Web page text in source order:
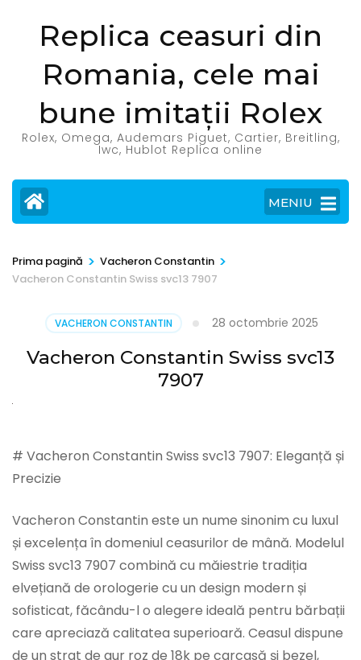
Replica ceasuri din
Romania, cele mai
bune imitații Rolex
Rolex, Omega, Audemars Piguet, Cartier, Breitling,
Iwc, Hublot Replica online
MENIU
Prima pagină > Vacheron Constantin >
Vacheron Constantin Swiss svc13 7907
VACHERON CONSTANTIN 28 octombrie 2025
Vacheron Constantin Swiss svc13
7907
# Vacheron Constantin Swiss svc13 7907: Eleganță și
Precizie
Vacheron Constantin este un nume sinonim cu luxul
și excelența în domeniul ceasurilor de mână. Modelul
Swiss svc13 7907 combină cu măiestrie tradiția
elvețiană de orologerie cu un design modern și
sofisticat, făcându-l o alegere ideală pentru bărbații
care apreciază calitatea superioară. Ceasul dispune
de un strat de aur roz de 18k pe carcasă și bezel,